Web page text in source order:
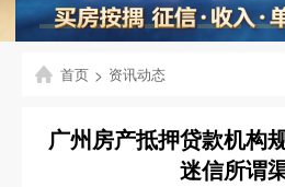
首页 > 资讯动态
广州房产抵押贷款机构
迷信所谓